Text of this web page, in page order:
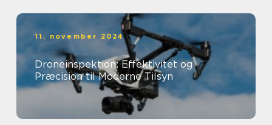
11. november 2024
Droneinspektion: Effektivitet og
Præcision til Moderne Tilsyn